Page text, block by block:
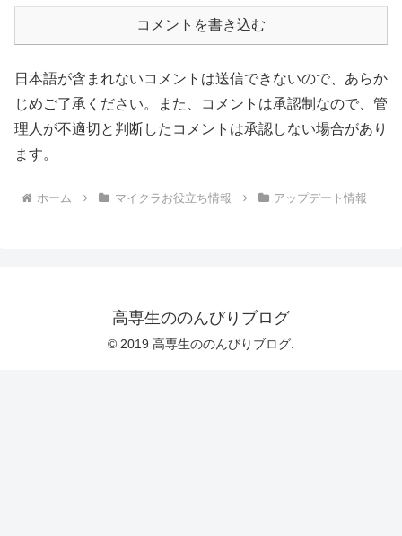
コメントを書き込む
日本語が含まれないコメントは送信できないので、あらか
じめご了承ください。また、コメントは承認制なので、管
理人が不適切と判断したコメントは承認しない場合があり
ます。
ホーム マイクラお役立ち情報 アップデート情報
高専生ののんびりブログ
© 2019 高専生ののんびりブログ.